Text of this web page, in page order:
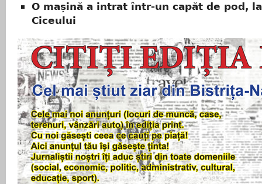
O mașină a intrat într-un capăt de pod,
Ciceului